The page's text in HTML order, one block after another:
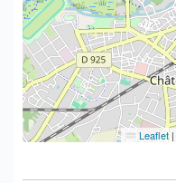
Leaflet |